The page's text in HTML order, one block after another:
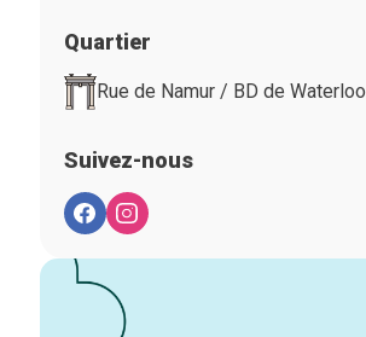
Quartier
Rue de Namur / BD de Waterloo
Suivez-nous